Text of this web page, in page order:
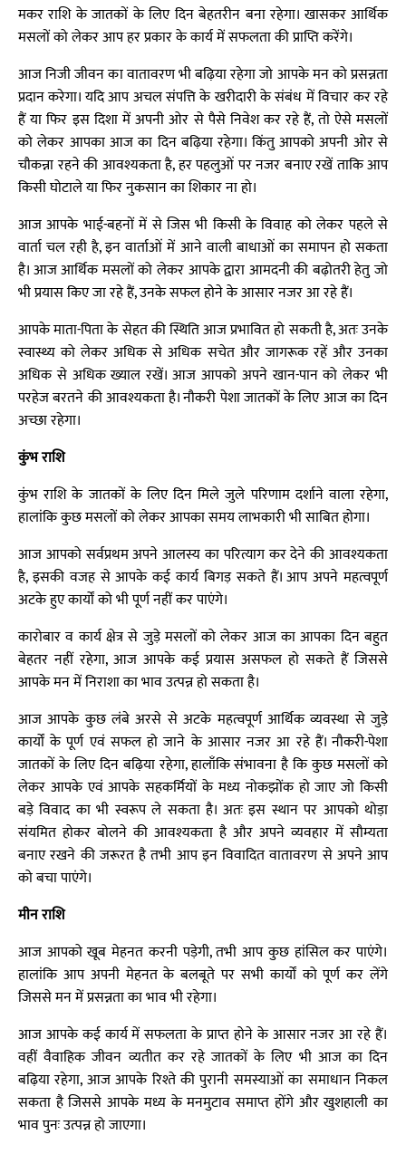
मकर राशि के जातकों के लिए दिन बेहतरीन बना रहेगा। खासकर आर्थिक
मसलों को लेकर आप हर प्रकार के कार्य में सफलता की प्राप्ति करेंगे।
आज निजी जीवन का वातावरण भी बढ़िया रहेगा जो आपके मन को प्रसन्नता
प्रदान करेगा। यदि आप अचल संपत्ति के खरीदारी के संबंध में विचार कर रहे
हैं या फिर इस दिशा में अपनी ओर से पैसे निवेश कर रहे हैं, तो ऐसे मसलों
को लेकर आपका आज का दिन बढ़िया रहेगा। किंतु आपको अपनी ओर से
चौकन्ना रहने की आवश्यकता है, हर पहलुओं पर नजर बनाए रखें ताकि आप
किसी घोटाले या फिर नुकसान का शिकार ना हो।
आज आपके भाई-बहनों में से जिस भी किसी के विवाह को लेकर पहले से
वार्ता चल रही है, इन वार्ताओं में आने वाली बाधाओं का समापन हो सकता
है। आज आर्थिक मसलों को लेकर आपके द्वारा आमदनी की बढ़ोतरी हेतु जो
भी प्रयास किए जा रहे हैं, उनके सफल होने के आसार नजर आ रहे हैं।
आपके माता-पिता के सेहत की स्थिति आज प्रभावित हो सकती है, अतः उनके
स्वास्थ्य को लेकर अधिक से अधिक सचेत और जागरूक रहें और उनका
अधिक से अधिक ख्याल रखें। आज आपको अपने खान-पान को लेकर भी
परहेज बरतने की आवश्यकता है। नौकरी पेशा जातकों के लिए आज का दिन
अच्छा रहेगा।
कुंभ राशि
कुंभ राशि के जातकों के लिए दिन मिले जुले परिणाम दर्शाने वाला रहेगा,
हालांकि कुछ मसलों को लेकर आपका समय लाभकारी भी साबित होगा।
आज आपको सर्वप्रथम अपने आलस्य का परित्याग कर देने की आवश्यकता
है, इसकी वजह से आपके कई कार्य बिगड़ सकते हैं। आप अपने महत्वपूर्ण
अटके हुए कार्यों को भी पूर्ण नहीं कर पाएंगे।
कारोबार व कार्य क्षेत्र से जुड़े मसलों को लेकर आज का आपका दिन बहुत
बेहतर नहीं रहेगा, आज आपके कई प्रयास असफल हो सकते हैं जिससे
आपके मन में निराशा का भाव उत्पन्न हो सकता है।
आज आपके कुछ लंबे अरसे से अटके महत्वपूर्ण आर्थिक व्यवस्था से जुड़े
कार्यों के पूर्ण एवं सफल हो जाने के आसार नजर आ रहे हैं। नौकरी-पेशा
जातकों के लिए दिन बढ़िया रहेगा, हालाँकि संभावना है कि कुछ मसलों को
लेकर आपके एवं आपके सहकर्मियों के मध्य नोकझोंक हो जाए जो किसी
बड़े विवाद का भी स्वरूप ले सकता है। अतः इस स्थान पर आपको थोड़ा
संयमित होकर बोलने की आवश्यकता है और अपने व्यवहार में सौम्यता
बनाए रखने की जरूरत है तभी आप इन विवादित वातावरण से अपने आप
को बचा पाएंगे।
मीन राशि
आज आपको खूब मेहनत करनी पड़ेगी, तभी आप कुछ हांसिल कर पाएंगे।
हालांकि आप अपनी मेहनत के बलबूते पर सभी कार्यों को पूर्ण कर लेंगे
जिससे मन में प्रसन्नता का भाव भी रहेगा।
आज आपके कई कार्य में सफलता के प्राप्त होने के आसार नजर आ रहे हैं।
वहीं वैवाहिक जीवन व्यतीत कर रहे जातकों के लिए भी आज का दिन
बढ़िया रहेगा, आज आपके रिश्ते की पुरानी समस्याओं का समाधान निकल
सकता है जिससे आपके मध्य के मनमुटाव समाप्त होंगे और खुशहाली का
भाव पुनः उत्पन्न हो जाएगा।